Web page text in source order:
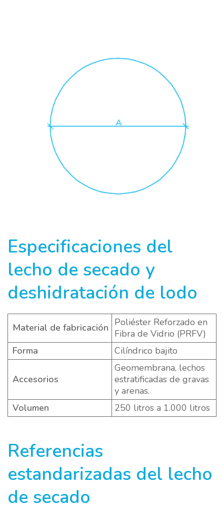
Especificaciones del
lecho de secado y
deshidratación de lodo
Material de fabricación Poliéster Reforzado en
Fibra de Vidrio (PRFV)
Forma
Cilíndrico bajito
Accesorios
Geomembrana, lechos
estratificadas de gravas
y arenas.
Volumen
250 litros a 1.000 litros
Referencias
estandarizadas del lecho
de secado